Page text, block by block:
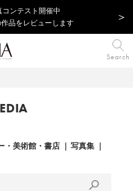
ンテスト開催中
品をレビューします
Search
・美術館・書店
写真集